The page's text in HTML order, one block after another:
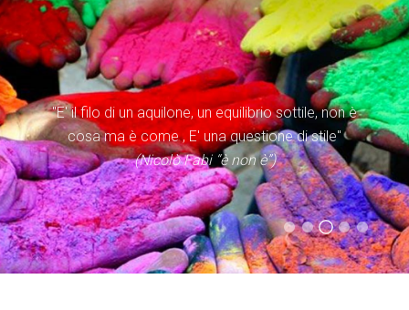
(Don Tonino Bello)
(Evangelii Gaudium)
"E' il filo di un aquilone, un equilibrio sottile, non è
cosa ma è come , E' una questione di stile"
(Nicolò Fabi “è non è”)
(Statuto Caritas Italiana)